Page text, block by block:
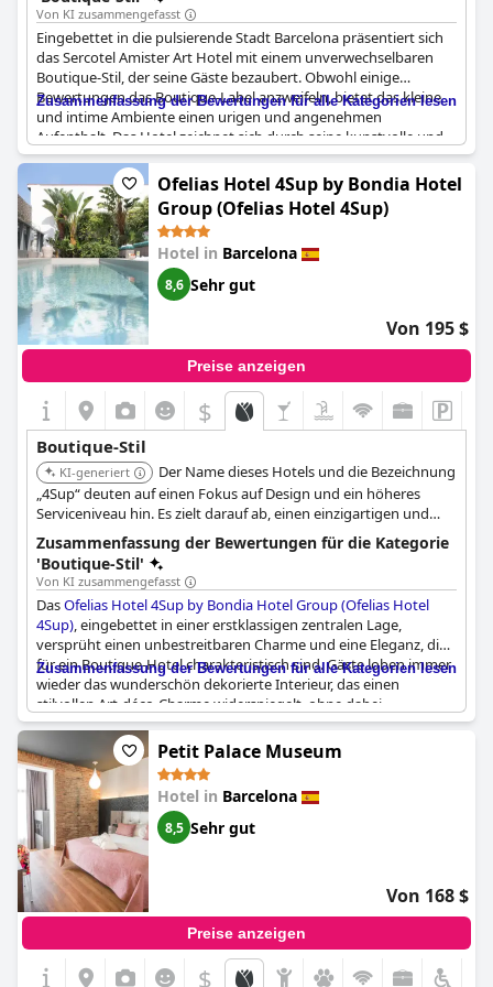
Eindruck.
Von KI zusammengefasst
Eingebettet in die pulsierende Stadt Barcelona präsentiert sich
das Sercotel Amister Art Hotel mit einem unverwechselbaren
Boutique-Stil, der seine Gäste bezaubert. Obwohl einige
Bewertungen das Boutique-Label anzweifeln, bietet das kleine
und intime Ambiente einen urigen und angenehmen
Aufenthalt. Das Hotel zeichnet sich durch seine kunstvolle und
stilvolle Dekoration aus und bietet seinen Besuchern eine
gemütliche Wohn- und Salonatmosphäre. Der freundliche
Dachbereich trägt zur einladenden Atmosphäre bei und macht
es ideal für einen romantischen Valentinstagsausflug. Das
Innendesign bleibt komfortabel und durchdacht gestaltet, was
das gesamte Boutique-Hotelerlebnis verbessert.
Zusammenfassung der Bewertungen für alle Kategorien lesen
Ofelias Hotel 4Sup by Bondia Hotel
Group (Ofelias Hotel 4Sup)
Hotel in Barcelona
8,6 Sehr gut
Von 195 $
Preise anzeigen
$
Boutique-Stil
KI-generiert
Der Name dieses Hotels und die Bezeichnung
„4Sup“ deuten auf einen Fokus auf Design und ein höheres
Serviceniveau hin. Es zielt darauf ab, einen einzigartigen und
komfortablen Aufenthalt mit Liebe zu ästhetischen Details zu
bieten.
Zusammenfassung der Bewertungen für die Kategorie
'Boutique-Stil'
Von KI zusammengefasst
DasOfelias Hotel 4Sup by Bondia Hotel Group (Ofelias Hotel
4Sup), eingebettet in einer erstklassigen zentralen Lage,
versprüht einen unbestreitbaren Charme und eine Eleganz, die
für ein Boutique-Hotel charakteristisch sind. Gäste loben immer
wieder das wunderschön dekorierte Interieur, das einen
stilvollen Art-déco-Charme widerspiegelt, ohne dabei
aufdringlich zu wirken. Das geschmackvolle Dekor und das
gemütliche Ambiente des Hotels schaffen eine einladende
Atmosphäre und machen es zu einem reizvollen Rückzugsort
für diejenigen, die einen kleinen, entspannten Aufenthalt
suchen.
Die Liebe zum Detail im Design des Hotels ist überall erkennbar.
Jedes Element, von den öffentlichen Bereichen bis zu den
gemütlichen Zimmern, wurde sorgfältig gestaltet, um ein
einzigartiges Boutique-Feeling zu bewahren. Die Dekorationen
bleiben dem Boutique-Charakter treu und verbinden moderne
Ästhetik mit urigen, charmanten Akzenten. Das Ergebnis ist ein
wunderschön renoviertes Hotel, das sowohl Komfort als auch
Stil bietet.
Zusammenfassung der Bewertungen für alle Kategorien lesen
Petit Palace Museum
Hotel in Barcelona
8,5 Sehr gut
Von 168 $
Preise anzeigen
$